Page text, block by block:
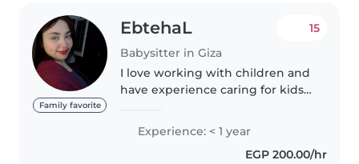
Family favorite
EbtehaL
Babysitter in Giza
15
I love working with children and
have experience caring for kids
patient, responsible, and speak
both Arabic and English. I enjoy
Experience: < 1 year
EGP 200.00/hr